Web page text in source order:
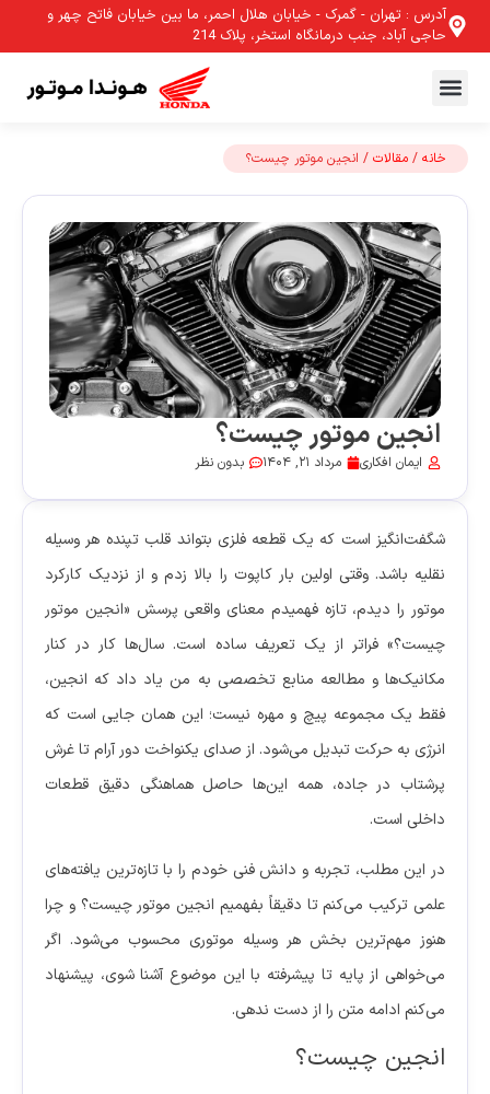
آدرس : تهران - گمرک - خیابان هلال احمر، ما بین خیابان فاتح چهر و
حاجی آباد، جنب درمانگاه استخر، پلاک 214
خانه / مقالات / انجین موتور چیست؟
انجین موتور چیست؟
ایمان افکاری مرداد 21, 1404 بدون نظر
شگفت‌انگیز است که یک قطعه فلزی بتواند قلب تپنده هر وسیله
نقلیه باشد. وقتی اولین بار کاپوت را بالا زدم و از نزدیک کارکرد
موتور را دیدم، تازه فهمیدم معنای واقعی پرسش «انجین موتور
چیست؟» فراتر از یک تعریف ساده است. سال‌ها کار در کنار
مکانیک‌ها و مطالعه منابع تخصصی به من یاد داد که انجین،
فقط یک مجموعه پیچ و مهره نیست؛ این همان جایی است که
انرژی به حرکت تبدیل می‌شود. از صدای یکنواخت دور آرام تا غرش
پرشتاب در جاده، همه این‌ها حاصل هماهنگی دقیق قطعات
داخلی است.
در این مطلب، تجربه و دانش فنی خودم را با تازه‌ترین یافته‌های
علمی ترکیب می‌کنم تا دقیقاً بفهمیم انجین موتور چیست؟ و چرا
هنوز مهم‌ترین بخش هر وسیله موتوری محسوب می‌شود. اگر
می‌خواهی از پایه تا پیشرفته با این موضوع آشنا شوی، پیشنهاد
می‌کنم ادامه متن را از دست ندهی.
انجین چیست؟